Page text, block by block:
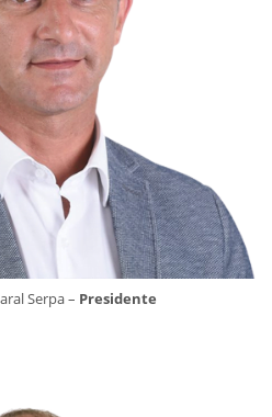
Serpa – Presidente